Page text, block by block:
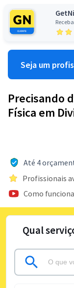
Seja um
Precisando
Física em
Até 4
Profissionais
Como
Qual